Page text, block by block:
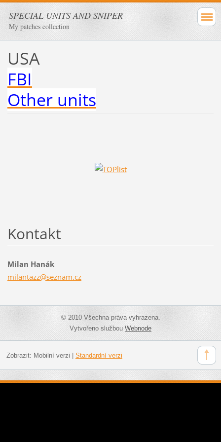
SPECIAL UNITS AND SNIPER
My patches collection
USA
FBI
Other units
Kontakt
Milan Hanák
milantazz@seznam.cz
© 2010 Všechna práva vyhrazena.
Vytvořeno službouWebnode
Zobrazit: Mobilní verzi Standardní verzi